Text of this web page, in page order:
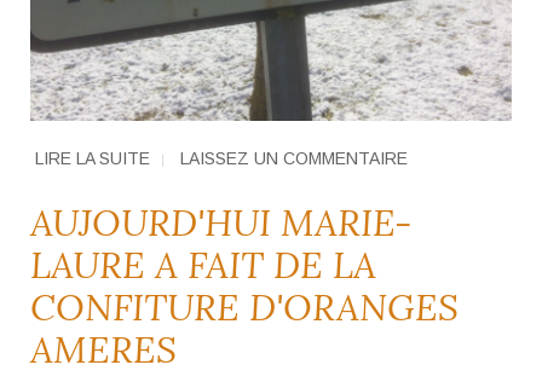
LIRE LA SUITE LAISSEZ UN COMMENTAIRE
AUJOURD'HUI MARIE-
LAURE A FAIT DE LA
CONFITURE D'ORANGES
AMERES